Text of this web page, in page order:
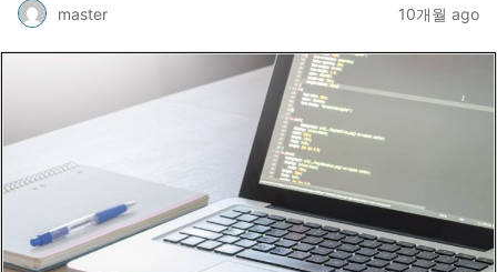
master 10개월 ago